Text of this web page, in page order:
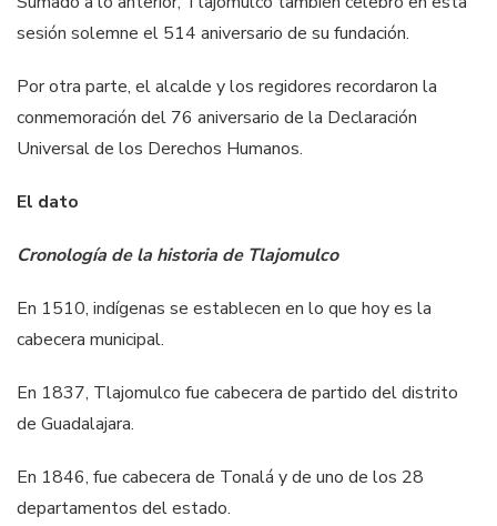
sesión solemne el 514 aniversario de su fundación.
Por otra parte, el alcalde y los regidores recordaron la
conmemoración del 76 aniversario de la Declaración
Universal de los Derechos Humanos.
El dato
Cronología de la historia de Tlajomulco
En 1510, indígenas se establecen en lo que hoy es la
cabecera municipal.
En 1837, Tlajomulco fue cabecera de partido del distrito
de Guadalajara.
En 1846, fue cabecera de Tonalá y de uno de los 28
departamentos del estado.